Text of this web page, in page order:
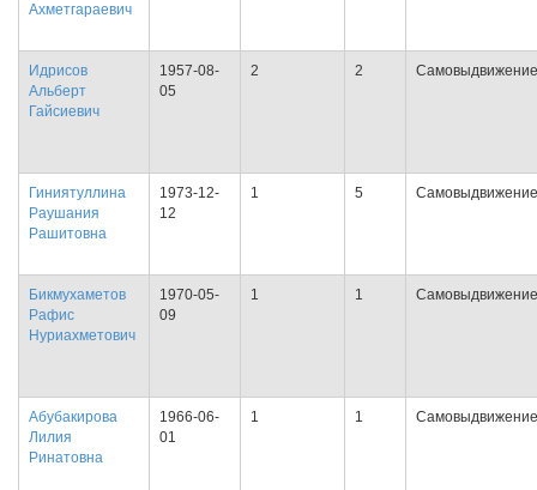
Ахметгараевич
Идрисов
Альберт
Гайсиевич
1957-08-
05
2 2 Самовыдвижение
Гиниятуллина
Раушания
Рашитовна
1973-12-
12
1 5 Самовыдвижение
Бикмухаметов
Рафис
Нуриахметович
1970-05-
09
1 1 Самовыдвижение
Абубакирова
Лилия
Ринатовна
1966-06-
01
1 1 Самовыдвижение